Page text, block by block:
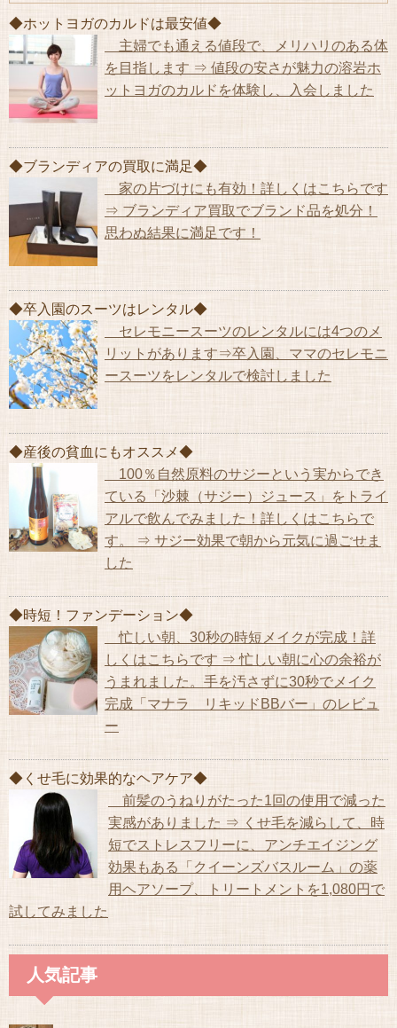
◆ホットヨガのカルドは最安値◆
主婦でも通える値段で、メリハリのある体
を目指します ⇒ 値段の安さが魅力の溶岩ホ
ットヨガのカルドを体験し、入会しました
◆ブランディアの買取に満足◆
家の片づけにも有効！詳しくはこちらです
⇒ ブランディア買取でブランド品を処分！
思わぬ結果に満足です！
◆卒入園のスーツはレンタル◆
セレモニースーツのレンタルには4つのメ
リットがあります⇒卒入園、ママのセレモニ
ースーツをレンタルで検討しました
◆産後の貧血にもオススメ◆
100％自然原料のサジーという実からでき
ている「沙棘（サジー）ジュース」をトライ
アルで飲んでみました！詳しくはこちらで
す。 ⇒ サジー効果で朝から元気に過ごせま
した
◆時短！ファンデーション◆
忙しい朝、30秒の時短メイクが完成！詳
しくはこちらです ⇒ 忙しい朝に心の余裕が
うまれました。手を汚さずに30秒でメイク
完成「マナラ リキッドBBバー」のレビュ
ー
◆くせ毛に効果的なヘアケア◆
前髪のうねりがたった1回の使用で減った
実感がありました ⇒ くせ毛を減らして、時
短でストレスフリーに、アンチエイジング
効果もある「クイーンズバスルーム」の薬
用ヘアソープ、トリートメントを1,080円で
試してみました
人気記事